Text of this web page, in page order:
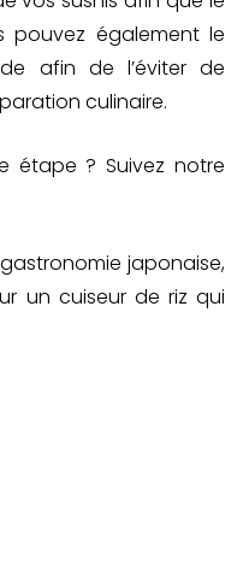
pouvez également le
afin de l’éviter de
culinaire.
étape ? Suivez notre
japonaise,
un cuiseur de riz qui